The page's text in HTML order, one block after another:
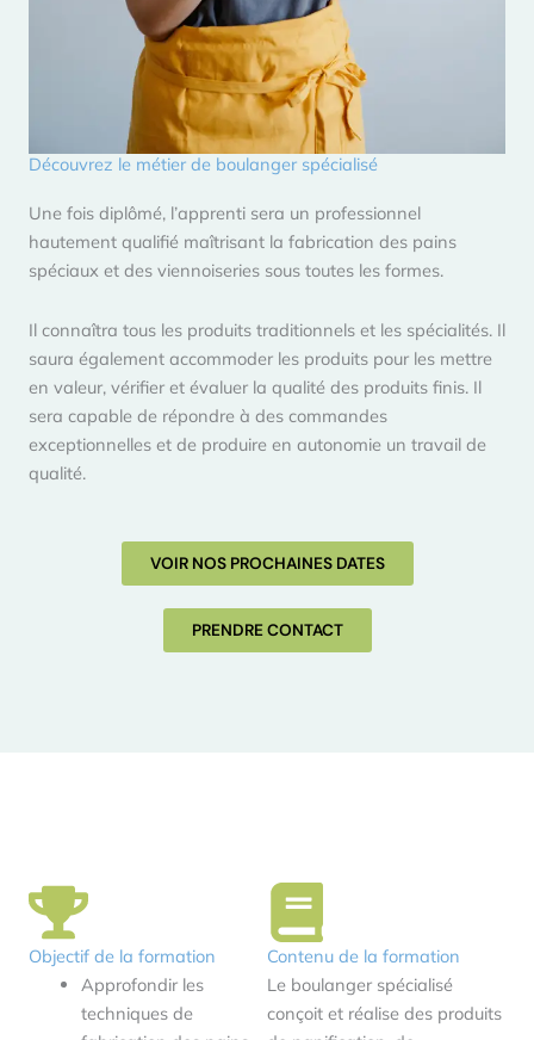
Découvrez le métier de boulanger spécialisé
Une fois diplômé, l’apprenti sera un professionnel
hautement qualifié maîtrisant la fabrication des pains
spéciaux et des viennoiseries sous toutes les formes.
Il connaîtra tous les produits traditionnels et les spécialités. Il
saura également accommoder les produits pour les mettre
en valeur, vérifier et évaluer la qualité des produits finis. Il
sera capable de répondre à des commandes
exceptionnelles et de produire en autonomie un travail de
qualité.
VOIR NOS PROCHAINES DATES
PRENDRE CONTACT
Objectif de la formation
Approfondir les
techniques de
Contenu de la formation
Le boulanger spécialisé
conçoit et réalise des produits